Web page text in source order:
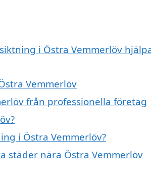
i Östra Vemmerlöv
Vemmerlöv
från professionella företag
i Östra Vemmerlöv?
städer nära Östra Vemmerlöv